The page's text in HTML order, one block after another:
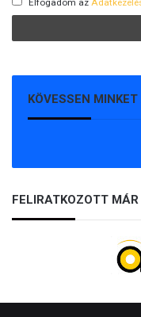
KÖVESSEN
FELIRATKOZOTT